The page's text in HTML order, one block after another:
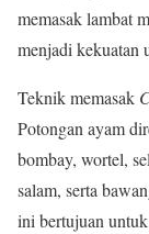
memasak lambat
menjadi kekuatan
Teknik memasak
Potongan ayam
bombay, wortel,
salam, serta
ini bertujuan